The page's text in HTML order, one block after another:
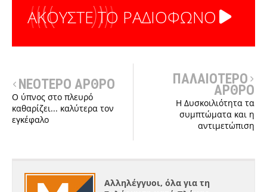
ΑΚΟΥΣΤΕ ΤΟ ΡΑΔΙΟΦΩΝΟ
ΝΕΟΤΕΡΟ ΑΡΘΡΟ
Ο ύπνος στο πλευρό
καθαρίζει... καλύτερα τον
εγκέφαλο
ΠΑΛΑΙΟΤΕΡΟ
ΑΡΘΡΟ
Η Δυσκοιλιότητα τα
συμπτώματα και η
αντιμετώπιση
Αλληλέγγυοι, όλα για τη